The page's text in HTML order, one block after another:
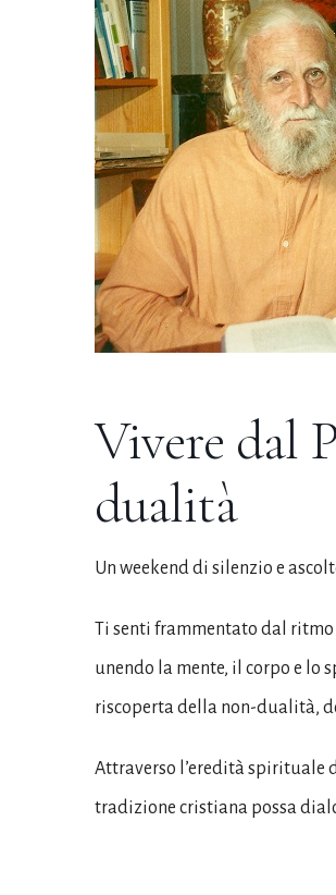
Vivere dal
dualità
Un weekend di silenzio e
Ti senti frammentato dal
unendo la mente, il corpo e lo
riscoperta della non-dualità,
Attraverso l’eredità spirituale
tradizione cristiana possa